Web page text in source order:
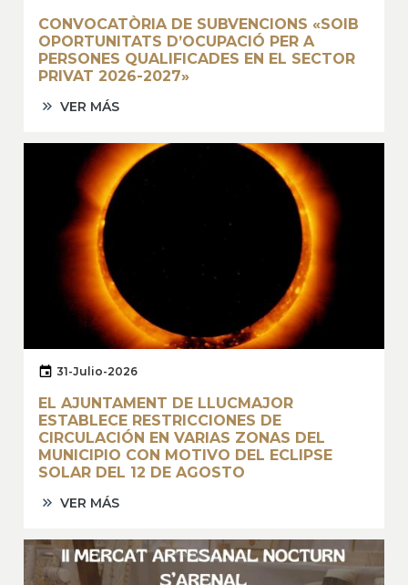
CONVOCATÒRIA DE SUBVENCIONS «SOIB
OPORTUNITATS D’OCUPACIÓ PER A
PERSONES QUALIFICADES EN EL SECTOR
PRIVAT 2026-2027»
VER MÁS
31-Julio-2026
EL AJUNTAMENT DE LLUCMAJOR
ESTABLECE RESTRICCIONES DE
CIRCULACIÓN EN VARIAS ZONAS DEL
MUNICIPIO CON MOTIVO DEL ECLIPSE
SOLAR DEL 12 DE AGOSTO
VER MÁS